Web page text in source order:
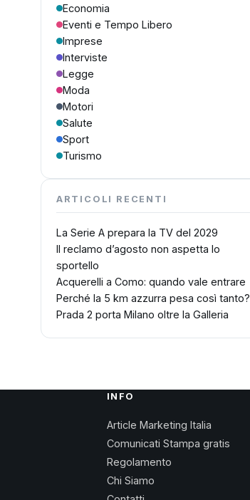
Economia
Eventi e Tempo Libero
Imprese
Interviste
Legge
Moda
Motori
Salute
Sport
Turismo
ARTICOLI RECENTI
La Serie A prepara la TV del 2029
Il reclamo d’agosto non aspetta lo
sportello
Acquerelli a Como: quando vale entrare
Perché la 5 km azzurra pesa così tanto?
Prada 2 porta Milano oltre la Galleria
INFO
Article Marketing Italia
Comunicati Stampa gratis
Regolamento
Chi Siamo